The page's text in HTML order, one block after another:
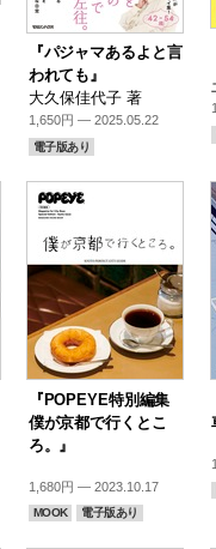
『パジャマあるよと言
われても』
大久保佳代子 著
1,650円 — 2025.05.22
電子版あり
『POPEYE特別編集
僕が京都で行くとこ
ろ。』
1,680円 — 2023.10.17
MOOK 電子版あり